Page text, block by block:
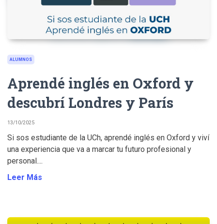
ALUMNOS
Aprendé inglés en Oxford y
descubrí Londres y París
13/10/2025
Si sos estudiante de la UCh, aprendé inglés en Oxford y viví
una experiencia que va a marcar tu futuro profesional y
personal....
Leer Más